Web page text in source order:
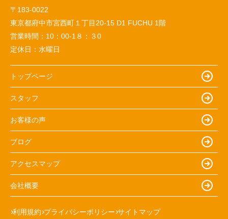
〒183-0022
東京都府中市宮西町１丁目20-15 D1 FUCHU 1階
営業時間： 10：00-1８：３0
定休日： 水曜日
トップページ
スタッフ
お客様の声
ブログ
アクセスマップ
会社概要
利用規約 プライバシーポリシー サイトマップ